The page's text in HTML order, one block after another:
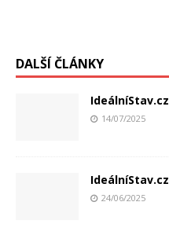
DALŠÍ ČLÁNKY
IdeálníStav.cz
14/07/2025
IdeálníStav.cz
24/06/2025